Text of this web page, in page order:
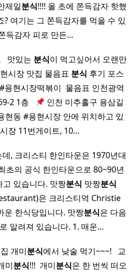
제일분식!!!! 올 초에 쫀득감자 핫했
? 여기는 그 쫀득감자를 먹을 수 있
득감자 피로 만든…
맛있는 분식이 먹고싶어서 오랜만
시장 맛집 물음표 분식 후기 포스
용현시장떡볶이 ​ 물음표 인천광역
2 1층
인천 미추홀구 용삼길
현동 #용현시장 안에 위치하고 있
장 11번게이트, 10…
, 크리스티 한인타운은 1970년대
초의 공식 한인타운으로 80~90년
있습니다. 맛짱분식 맛짱분식
은 크리스티역 Christie
한식당입니다. 맛짱분식은 다음
알려져 있습니다. 1. 매운…
집 개미분식에서 낮술 먹기~~~! ​ ​ 교
미분식!!! ​ 개미분식은 한 번씩 떠오